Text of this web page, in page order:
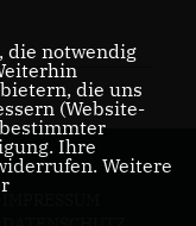
die notwendig
die uns
(Website-
Ihre
Weitere